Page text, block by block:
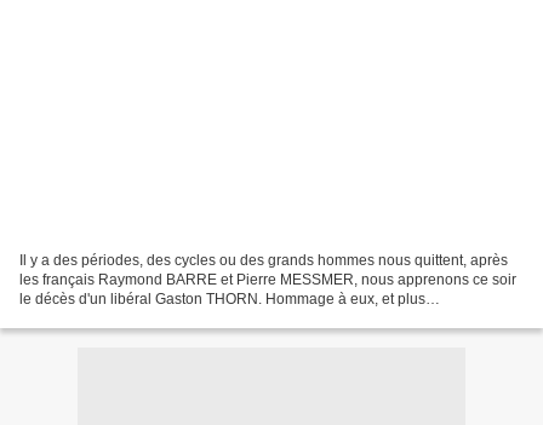
Il y a des périodes, des cycles ou des grands hommes nous quittent, après
les français Raymond BARRE et Pierre MESSMER, nous apprenons ce soir
le décès d'un libéral Gaston THORN. Hommage à eux, et plus